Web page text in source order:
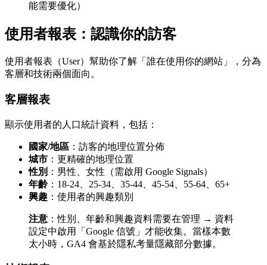
能需要優化）
使用者報表：認識你的訪客
使用者報表（User）幫助你了解「誰在使用你的網站」，分為
客層和技術兩個面向。
客層報表
顯示使用者的人口統計資料，包括：
國家/地區 ：訪客的地理位置分佈
城市 ：更精確的地理位置
性別 ：男性、女性（需啟用 Google Signals）
年齡：18-24、25-34、35-44、45-54、55-64、65+
興趣 ：使用者的興趣類別
注意 ：性別、年齡和興趣資料需要在管理 → 資料
設定中啟用「Google 信號」才能收集。當樣本數
太小時，GA4 會基於隱私考量隱藏部分數據。